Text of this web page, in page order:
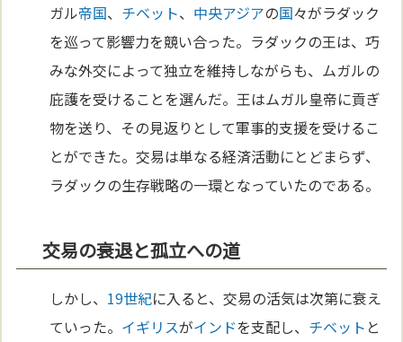
ガル帝国、 チベット、 中央アジアの国々がラダック
を巡って影響力を競い合った。ラダックの王は、巧
みな外交によって独立を維持しながらも、ムガルの
庇護を受けることを選んだ。王はムガル皇帝に貢ぎ
物を送り、その見返りとして軍事的支援を受けるこ
とができた。交易は単なる経済活動にとどまらず、
ラダックの生存戦略の一環となっていたのである。
交易の衰退と孤立への道
しかし、 19世紀に入ると、交易の活気は次第に衰え
ていった。 イギリスがインドを支配し、 チベット と